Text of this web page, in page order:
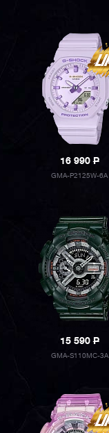
16 990P
GMA-P2125W-6A
15 590P
GMA-S110MC-3A